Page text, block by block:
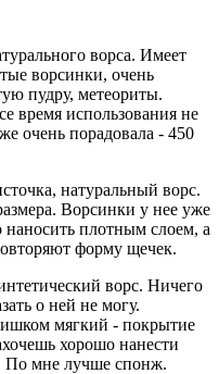
ворса. Имеет
ворсинки, очень
пудру, метеориты.
время использования не
очень порадовала - 450
натуральный ворс.
Ворсинки у нее уже
плотным слоем, а
форму щечек.
ворс. Ничего
о ней не могу.
мягкий - покрытие
хорошо нанести
По мне лучше спонж.